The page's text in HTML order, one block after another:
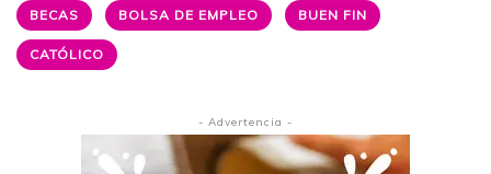
BECAS BOLSA DE EMPLEO BUEN FIN
CATÓLICO
- Advertencia -